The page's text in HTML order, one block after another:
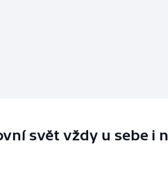
svět vždy u sebe i